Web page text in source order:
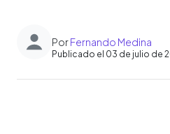
PorFernando Medina
Publicado el 03 de julio de